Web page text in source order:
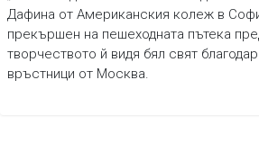
Дафина от Американския колеж в
прекършен на пешеходната пътека
творчеството й видя бял свят
връстници от Москва.